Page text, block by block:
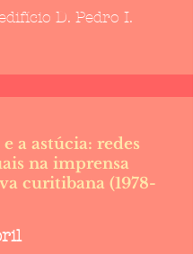
D. Pedro I.
a astúcia: redes
na imprensa
curitibana (1978-